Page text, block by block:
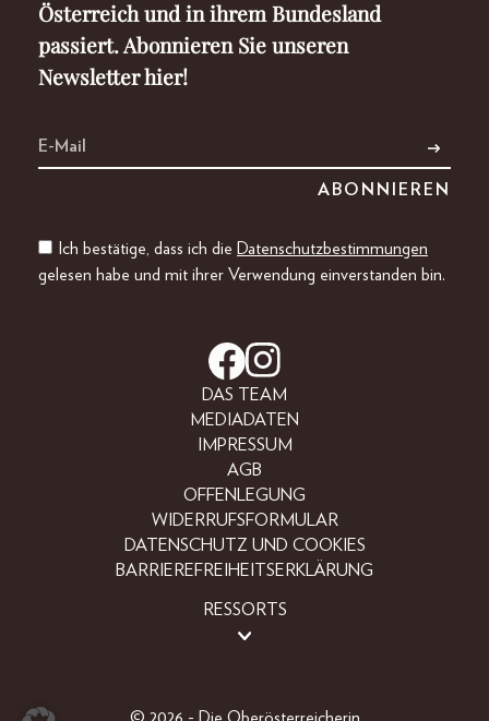
Österreich und in ihrem Bundesland
passiert. Abonnieren Sie unseren
Newsletter hier!
Ich bestätige, dass ich die Datenschutzbestimmungen
gelesen habe und mit ihrer Verwendung einverstanden bin.
DAS TEAM
MEDIADATEN
IMPRESSUM
AGB
OFFENLEGUNG
WIDERRUFSFORMULAR
DATENSCHUTZ UND COOKIES
BARRIEREFREIHEITSERKLÄRUNG
RESSORTS